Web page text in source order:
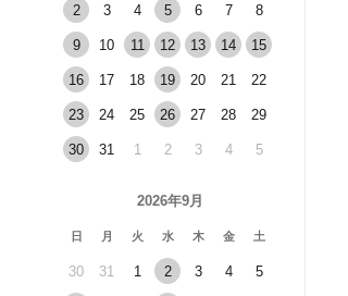
2 3 4 5 6 7 8
9 10 11 12 13 14 15
16 17 18 19 20 21 22
23 24 25 26 27 28 29
30 31 1 2 3 4 5
2026年9月
日 月 火 水 木 金 土
30 31 1 2 3 4 5
カルティエ 2C ダイヤモンド ピアス 7
50 (K18YG K18WG K18PG) レディー
ス CARTIER [美品] 【中古】 【ジュ
エリー】
449,080円